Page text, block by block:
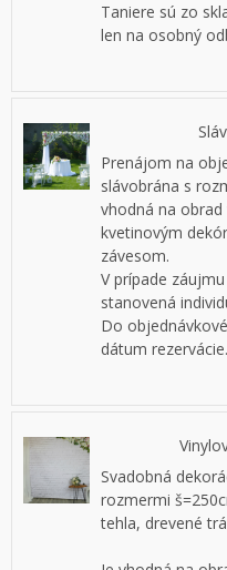
Taniere sú zo
len na osobný
Prenájom na
slávobrána s
vhodná na
kvetinovým
závesom.
V prípade
stanovená
Do
dátum rezervácie.
Svadobná
rozmermi
tehla, drevené